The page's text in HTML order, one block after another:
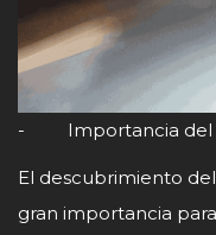
- Importancia del
El descubrimiento
gran importancia